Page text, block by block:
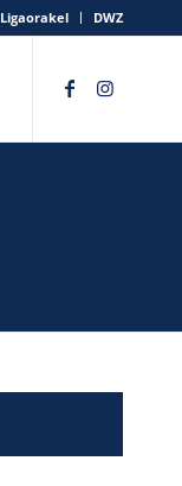
Ligaorakel DWZ